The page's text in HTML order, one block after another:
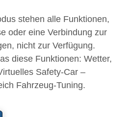
stehen alle Funktionen,
oder eine Verbindung zur
nicht zur Verfügung.
diese Funktionen: Wetter,
Safety-Car –
Fahrzeug-Tuning.